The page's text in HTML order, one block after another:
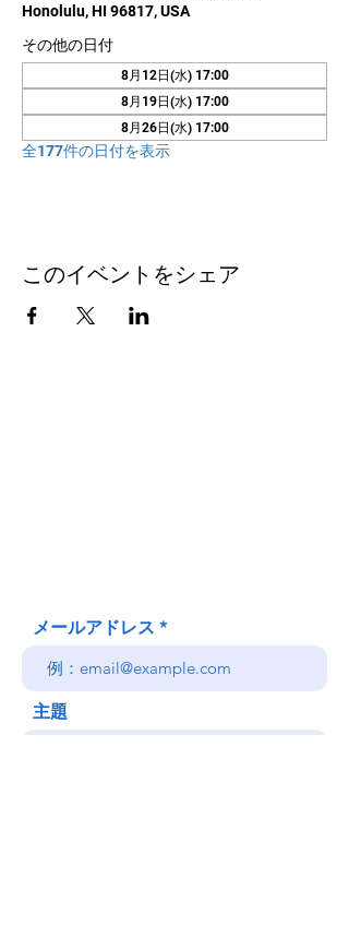
Honolulu, HI 96817, USA
その他の日付
8月12日(水) 17:00
8月19日(水) 17:00
8月26日(水) 17:00
全177件の日付を表示
このイベントをシェア
メールアドレス
主題